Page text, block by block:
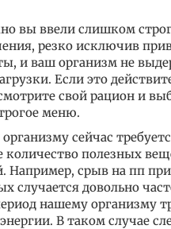
вы ввели слишком
резко исключив
и ваш организм не
Если это
свой рацион и
меню.
сейчас
количество полезных
Например, срыв на пп при
случается довольно
нашему организму
В таком случае